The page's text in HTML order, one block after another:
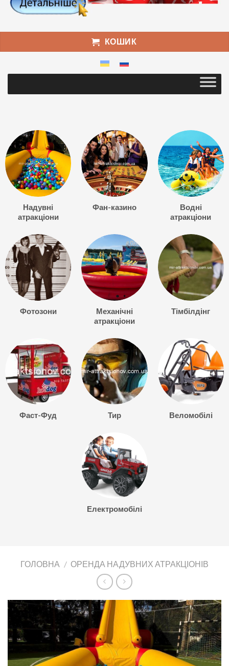
КОШИК
Надувні
атракціони
Фан-казино
Водні
атракціони
Фотозони
Механічні
атракціони
Тімбілдінг
Фаст-Фуд Тир Веломобілі
Електромобілі
ГОЛОВНА / ОРЕНДА НАДУВНИХ АТРАКЦІОНІВ